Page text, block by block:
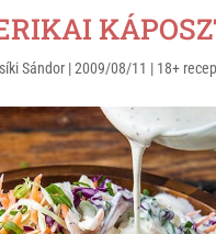
Sándor |2009/08/11 | 18+